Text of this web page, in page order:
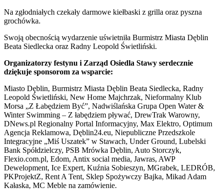
Na zgłodniałych czekały darmowe kiełbaski z grilla oraz pyszna
grochówka.
Swoją obecnością wydarzenie uświetniła Burmistrz Miasta Dęblin
Beata Siedlecka oraz Radny Leopold Świetliński.
Organizatorzy festynu i Zarząd Osiedla Stawy serdecznie
dziękuje sponsorom za wsparcie:
Miasto Dęblin, Burmistrz Miasta Dęblin Beata Siedlecka, Radny
Leopold Świetliński, New Home Majchrzak, Nieformalny Klub
Morsa „Z Łabędziem Być”, Nadwiślańska Grupa Open Water &
Winter Swimming – Z łabędziem pływać, DrewTrak Warowny,
DNews.pl Regionalny Portal Informacyjny, Max Elektro, Optimum
Agencja Reklamowa, Dęblin24.eu, Niepubliczne Przedszkole
Integracyjne „Miś Uszatek” w Stawach, Under Ground, Lubelski
Bank Spółdzielczy, PSB Mrówka Dęblin, Auto Storczyk,
Flexio.com.pl, Edom, Antix social media, Jawras, AWP
Dewelopment, Ice Expert, Kuźnia Sobieszyn, MGrabek, LEDRÓB,
PKProjektZ, Rent A Tent, Sklep Spożywczy Bajka, Mikad Adam
Kałaska, MC Meble na zamówienie.